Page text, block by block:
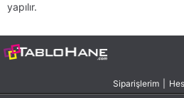
yapılır.
Siparişlerim